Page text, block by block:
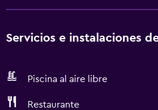
Servicios e instalaciones
Piscina al aire libre
Restaurante